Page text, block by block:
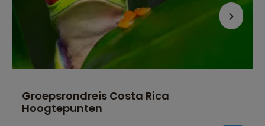
Groepsrondreis Costa Rica
Hoogtepunten